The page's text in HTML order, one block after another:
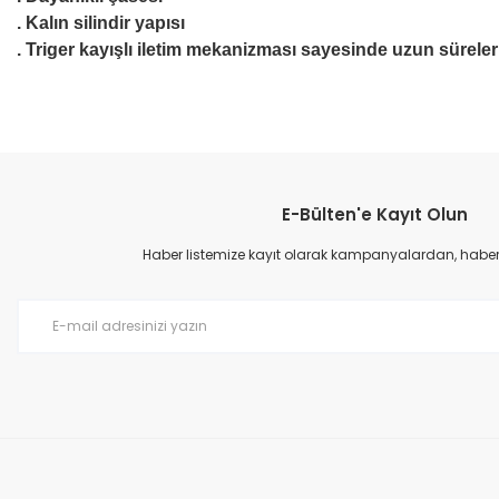
. Kalın silindir yapısı
. Triger kayışlı iletim mekanizması sayesinde uzun
Ürün resmi kalitesiz, bozuk veya görüntülenemiyor.
Ürün açıklamasında eksik bilgiler bulunuyor.
E-Bülten'e Kayıt Olun
Haber listemize kayıt olarak kampanyalardan,